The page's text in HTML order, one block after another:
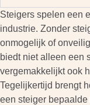
Steigers spelen een
industrie. Zonder
onmogelijk of
biedt niet alleen een
vergemakkelijkt ook
Tegelijkertijd brengt
een steiger bepaalde